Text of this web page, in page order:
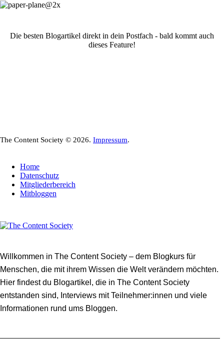
Die besten Blogartikel direkt in dein Postfach - bald kommt auch
dieses Feature!
The Content Society © 2026. Impressum.
Home
Datenschutz
Mitgliederbereich
Mitbloggen
Willkommen in The Content Society – dem Blogkurs für
Menschen, die mit ihrem Wissen die Welt verändern möchten.
Hier findest du Blogartikel, die in The Content Society
entstanden sind, Interviews mit Teilnehmer:innen und viele
Informationen rund ums Bloggen.